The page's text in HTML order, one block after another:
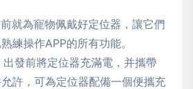
前就為寵物佩戴好定位器，讓它們
練操作APP的所有功能。
出發前將定位器充滿電，并攜帶
許，可為定位器配備一個便攜充